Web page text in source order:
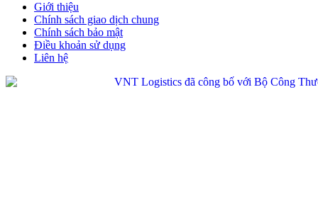
Giới thiệu
Chính sách giao dịch chung
Chính sách bảo mật
Điều khoản sử dụng
Liên hệ